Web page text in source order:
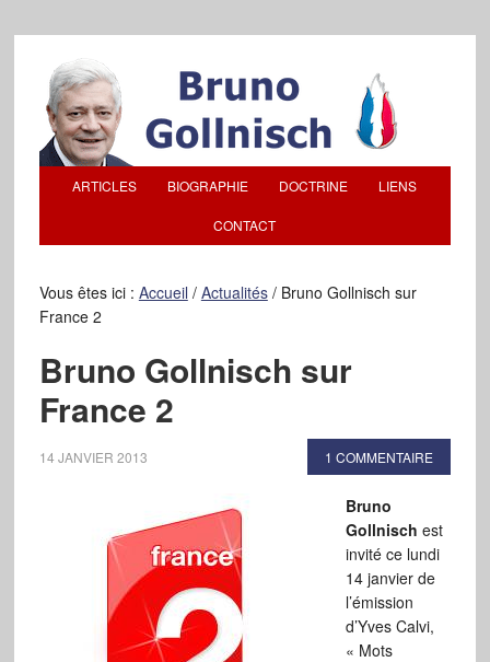
ARTICLES BIOGRAPHIE DOCTRINE LIENS
CONTACT
Vous êtes ici : Accueil / Actualités /Bruno Gollnisch sur
France 2
Bruno Gollnisch sur
France 2
14 JANVIER 2013 1 COMMENTAIRE
Bruno
Gollnisch est
invité ce lundi
14 janvier de
l’émission
d’Yves Calvi,
« Mots